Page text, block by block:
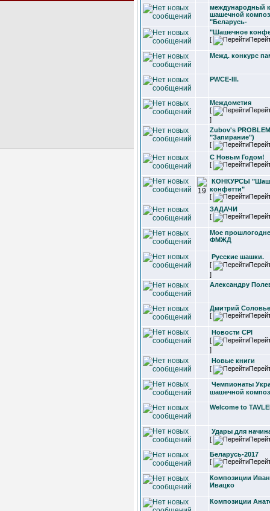
международный
шашечной
"Беларусь-
"Шашечное
[
Межд. конкурс
PWCE-III.
Междометия
[
]
Zubov's
"Запирание")
[
С Новым Годом!
[
КОНКУРСЫ
конфетти"
[
ЗАДАЧИ
[
Мое
ФМЖД
Русские шашки.
[
]
Александру
Дмитрий
[
Новости CPI
[
]
Новые книги
[
Чемпионаты
шашечной
Welcome to
Удары для
[
Беларусь-2017
[
Композиции
Ивацко
Композиции